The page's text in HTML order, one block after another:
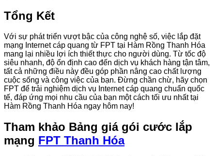
Tổng Kết
Với sự phát triển vượt bậc của công nghệ số, việc lắp đặt
mạng Internet cáp quang từ FPT tại Hàm Rồng Thanh Hóa
mang lại nhiều lợi ích thiết thực cho người dùng. Từ tốc độ
siêu nhanh, độ ổn định cao đến dịch vụ khách hàng tận tâm,
tất cả những điều này đều góp phần nâng cao chất lượng
cuộc sống và công việc của bạn. Đừng chần chừ, hãy chọn
FPT để trải nghiệm dịch vụ Internet cáp quang chuẩn quốc
tế, đáp ứng mọi nhu cầu của bạn một cách tối ưu nhất tại
Hàm Rồng Thanh Hóa ngay hôm nay!
Tham khảo Bảng giá gói cước lắp
mạng FPT Thanh Hóa